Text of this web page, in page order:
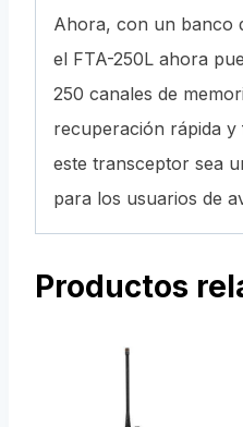
Ahora, con un banco
el FTA-250L ahora
250 canales de
recuperación rápida y
este transceptor sea
para los usuarios de
Productos